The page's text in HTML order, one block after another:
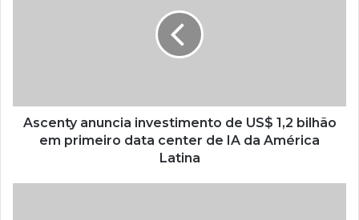
Ascenty anuncia investimento de US$ 1,2 bilhão
em primeiro data center de IA da América
Latina